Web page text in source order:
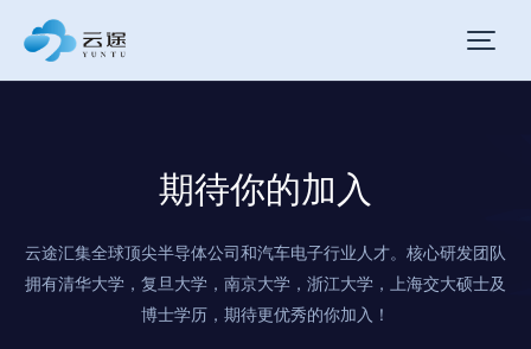
期待你的加入
云途汇集全球顶尖半导体公司和汽车电子行业人才。核心研发团队
拥有清华大学，复旦大学，南京大学，浙江大学，上海交大硕士及
博士学历，期待更优秀的你加入！